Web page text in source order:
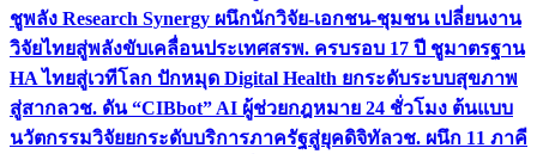
ชูพลัง Research Synergy ผนึกนักวิจัย-เอกชน-ชุมชน เปลี่ยนงาน
วิจัยไทยสู่พลังขับเคลื่อนประเทศสรพ. ครบรอบ 17 ปี ชูมาตรฐาน
HA ไทยสู่เวทีโลก ปักหมุด Digital Health ยกระดับระบบสุขภาพ
สู่สากลวช. ดัน “CIBbot” AI ผู้ช่วยกฎหมาย 24 ชั่วโมง ต้นแบบ
นวัตกรรมวิจัยยกระดับบริการภาครัฐสู่ยุคดิจิทัลวช. ผนึก 11 ภาคี